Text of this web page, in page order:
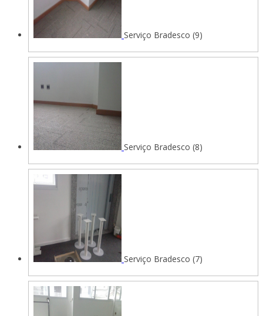
Serviço Bradesco (9)
Serviço Bradesco (8)
Serviço Bradesco (7)